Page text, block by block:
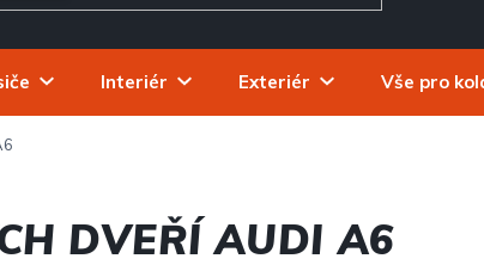
Interiér Exteriér Vše pro
DVEŘÍ AUDI A6